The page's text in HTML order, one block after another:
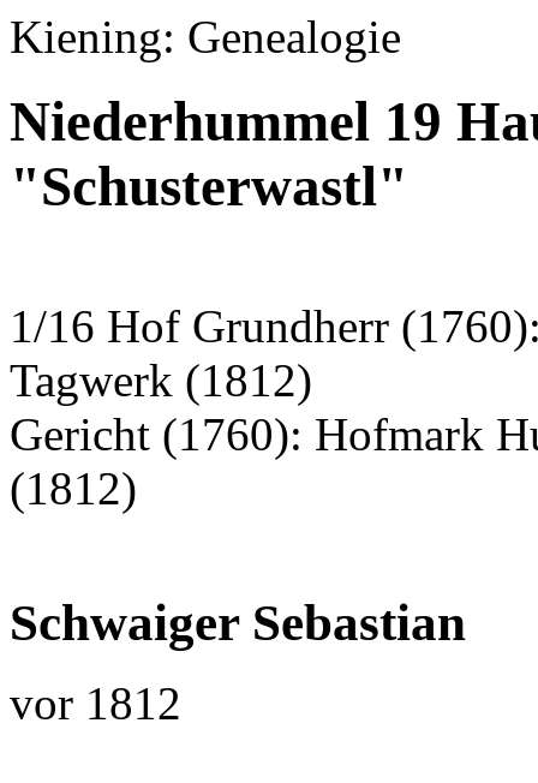
Kiening: Genealogie
Niederhummel 19
"Schusterwastl"
1/16 Hof Grundherr
Tagwerk (1812)
Gericht (1760): Hofmark
(1812)
Schwaiger Sebastian
vor 1812